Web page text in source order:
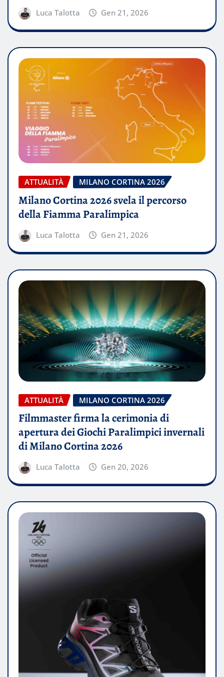
Luca Talotta Gen 21, 2026
ATTUALITÀ MILANO CORTINA 2026
Milano Cortina 2026 svela il percorso
della Fiamma Paralimpica
Luca Talotta Gen 21, 2026
ATTUALITÀ MILANO CORTINA 2026
Filmmaster firma la cerimonia di
apertura dei Giochi Paralimpici invernali
di Milano Cortina 2026
Luca Talotta Gen 20, 2026